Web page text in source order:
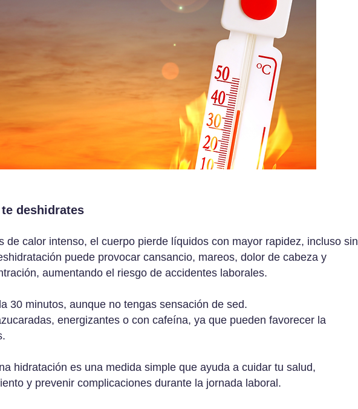
deshidrates
de calor intenso, el cuerpo pierde líquidos con mayor rapidez, incluso sin
puede provocar cansancio, mareos, dolor de cabeza y
aumentando el riesgo de accidentes laborales.
30 minutos, aunque no tengas sensación de sed.
energizantes o con cafeína, ya que pueden favorecer la
hidratación es una medida simple que ayuda a cuidar tu salud,
y prevenir complicaciones durante la jornada laboral.